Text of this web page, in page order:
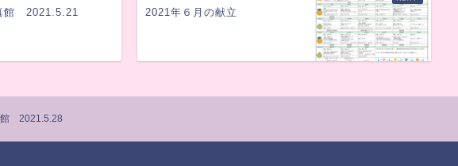
館 2021.5.21 2021年６月の献立
館 2021.5.28